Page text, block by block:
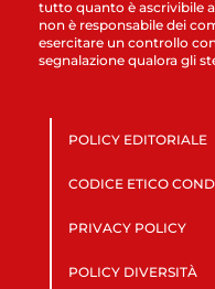
tutto quanto è ascrivibile
non è responsabile dei
esercitare un controllo
segnalazione qualora gli
POLICY EDITORIALE
CODICE ETICO
PRIVACY POLICY
POLICY DIVERSITÀ